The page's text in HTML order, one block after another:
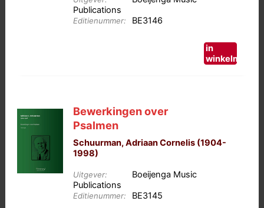
Publications
Editienummer: BE3146
in
winkelmand
Bewerkingen over
Psalmen
Schuurman, Adriaan Cornelis (1904-
1998)
Uitgever:
Boeijenga Music
Publications
Editienummer: BE3145